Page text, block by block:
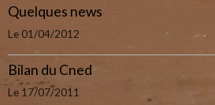
Quelques news
Le 01/04/2012
Bilan du Cned
Le 17/07/2011